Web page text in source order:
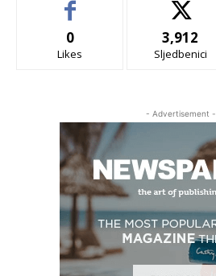
0
Likes
3,912
Sljedbenici
- Advertisement -